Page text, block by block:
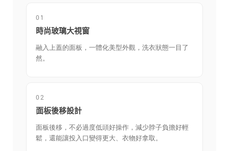
01
時尚玻璃大視窗
融入上蓋的面板，一體化美型外觀，洗衣狀態一目了
然。
02
面板後移設計
面板後移，不必過度低頭好操作，減少脖子負擔好輕
鬆，還能讓投入口變得更大、衣物好拿取。